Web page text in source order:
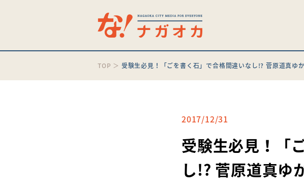
TOP ＞ 受験生必見！「ごを書く石」で合格間違いなし!? 菅原道真ゆ
2017/12/31
受験生必見！「
し!? 菅原道真ゆ